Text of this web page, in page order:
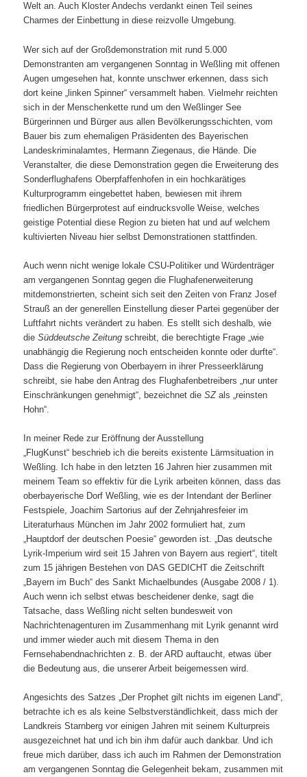
Welt an. Auch Kloster Andechs verdankt einen Teil seines
Charmes der Einbettung in diese reizvolle Umgebung.
Wer sich auf der Großdemonstration mit rund 5.000
Demonstranten am vergangenen Sonntag in Weßling mit offenen
Augen umgesehen hat, konnte unschwer erkennen, dass sich
dort keine „linken Spinner“ versammelt haben. Vielmehr reichten
sich in der Menschenkette rund um den Weßlinger See
Bürgerinnen und Bürger aus allen Bevölkerungsschichten, vom
Bauer bis zum ehemaligen Präsidenten des Bayerischen
Landeskriminalamtes, Hermann Ziegenaus, die Hände. Die
Veranstalter, die diese Demonstration gegen die Erweiterung des
Sonderflughafens Oberpfaffenhofen in ein hochkarätiges
Kulturprogramm eingebettet haben, bewiesen mit ihrem
friedlichen Bürgerprotest auf eindrucksvolle Weise, welches
geistige Potential diese Region zu bieten hat und auf welchem
kultivierten Niveau hier selbst Demonstrationen stattfinden.
Auch wenn nicht wenige lokale CSU-Politiker und Würdenträger
am vergangenen Sonntag gegen die Flughafenerweiterung
mitdemonstrierten, scheint sich seit den Zeiten von Franz Josef
Strauß an der generellen Einstellung dieser Partei gegenüber der
Luftfahrt nichts verändert zu haben. Es stellt sich deshalb, wie
dieSüddeutsche Zeitungschreibt, die berechtigte Frage „wie
unabhängig die Regierung noch entscheiden konnte oder durfte“.
Dass die Regierung von Oberbayern in ihrer Presseerklärung
schreibt, sie habe den Antrag des Flughafenbetreibers „nur unter
Einschränkungen genehmigt“, bezeichnet dieSZals „reinsten
Hohn“.
In meiner Rede zur Eröffnung der Ausstellung
„FlugKunst“ beschrieb ich die bereits existente Lärmsituation in
Weßling. Ich habe in den letzten 16 Jahren hier zusammen mit
meinem Team so effektiv für die Lyrik arbeiten können, dass das
oberbayerische Dorf Weßling, wie es der Intendant der Berliner
Festspiele, Joachim Sartorius auf der Zehnjahresfeier im
Literaturhaus München im Jahr 2002 formuliert hat, zum
„Hauptdorf der deutschen Poesie“ geworden ist. „Das deutsche
Lyrik-Imperium wird seit 15 Jahren von Bayern aus regiert“, titelt
zum 15 jährigen Bestehen von DAS GEDICHT die Zeitschrift
„Bayern im Buch“ des Sankt Michaelbundes (Ausgabe 2008 / 1).
Auch wenn ich selbst etwas bescheidener denke, sagt die
Tatsache, dass Weßling nicht selten bundesweit von
Nachrichtenagenturen im Zusammenhang mit Lyrik genannt wird
und immer wieder auch mit diesem Thema in den
Fernsehabendnachrichten z. B. der ARD auftaucht, etwas über
die Bedeutung aus, die unserer Arbeit beigemessen wird.
Angesichts des Satzes „Der Prophet gilt nichts im eigenen Land“,
betrachte ich es als keine Selbstverständlichkeit, dass mich der
Landkreis Starnberg vor einigen Jahren mit seinem Kulturpreis
ausgezeichnet hat und ich bin ihm dafür auch dankbar. Und ich
freue mich darüber, dass ich auch im Rahmen der Demonstration
am vergangenen Sonntag die Gelegenheit bekam, zusammen mit